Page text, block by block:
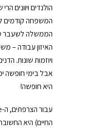
הולנדים ויוונים
המשפחה קודמים
הממשלה לשעבר
האיזון עבודה –
ויוזמות שונות.
אבל בימי חופשה
היא חופשה!
החיים) היא